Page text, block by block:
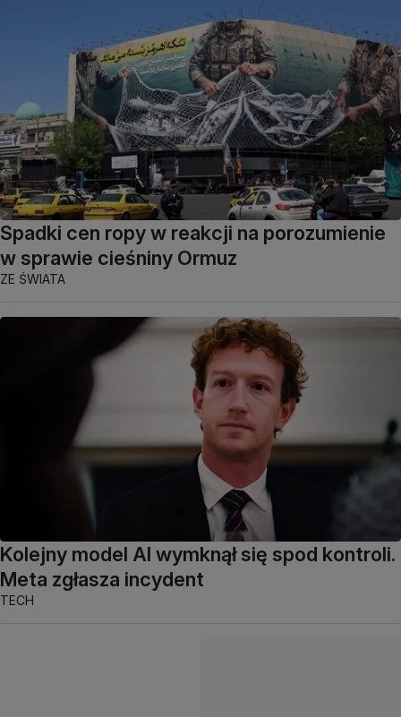
Spadki cen ropy w reakcji na porozumienie
w sprawie cieśniny Ormuz
ZE ŚWIATA
Kolejny model AI wymknął się spod kontroli.
Meta zgłasza incydent
TECH